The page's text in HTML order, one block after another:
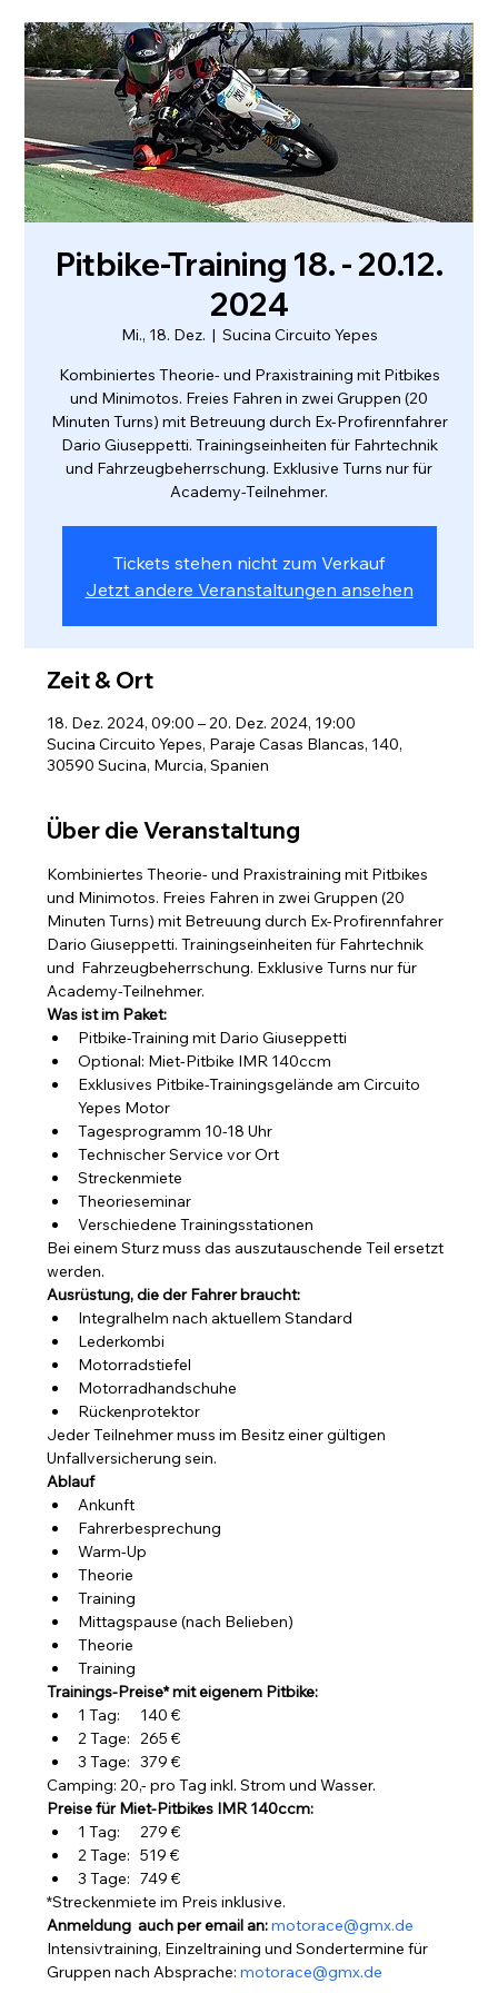
Pitbike-Training 18. - 20.12.
2024
Mi., 18. Dez.
  |
Sucina Circuito Yepes
Kombiniertes Theorie- und Praxistraining mit Pitbikes
und Minimotos. Freies Fahren in zwei Gruppen (20
Minuten Turns) mit Betreuung durch Ex-Profirennfahrer
Dario Giuseppetti. Trainingseinheiten für Fahrtechnik
und Fahrzeugbeherrschung. Exklusive Turns nur für
Academy-Teilnehmer.
Tickets stehen nicht zum Verkauf
Jetzt andere Veranstaltungen ansehen
Zeit & Ort
18. Dez. 2024, 09:00 – 20. Dez. 2024, 19:00
Sucina Circuito Yepes, Paraje Casas Blancas, 140,
30590 Sucina, Murcia, Spanien
Über die Veranstaltung
Kombiniertes Theorie- und Praxistraining mit Pitbikes
und Minimotos. Freies Fahren in zwei Gruppen (20
Minuten Turns) mit Betreuung durch Ex-Profirennfahrer
Dario Giuseppetti. Trainingseinheiten für Fahrtechnik
und  Fahrzeugbeherrschung. Exklusive Turns nur für
Academy-Teilnehmer.
Was ist im Paket:
Pitbike-Training mit Dario Giuseppetti
Optional: Miet-Pitbike IMR 140ccm
Exklusives Pitbike-Trainingsgelände am Circuito
Yepes Motor
Tagesprogramm 10-18 Uhr
Technischer Service vor Ort
Streckenmiete
Theorieseminar
Verschiedene Trainingsstationen
Bei einem Sturz muss das auszutauschende Teil ersetzt
werden.
Ausrüstung, die der Fahrer braucht:
Integralhelm nach aktuellem Standard
Lederkombi
Motorradstiefel
Motorradhandschuhe
Rückenprotektor
Jeder Teilnehmer muss im Besitz einer gültigen
Unfallversicherung sein.
Ablauf
Ankunft
Fahrerbesprechung
Warm-Up
Theorie
Training
Mittagspause (nach Belieben)
Theorie
Training
Trainings-Preise* mit eigenem Pitbike:
1 Tag:      140 €
2 Tage:   265 €
3 Tage:   379 €
Camping: 20,- pro Tag inkl. Strom und Wasser.
Preise für Miet-Pitbikes IMR 140ccm:
1 Tag:      279 €
2 Tage:   519 €
3 Tage:   749 €
*Streckenmiete im Preis inklusive.
Anmeldung  auch per email an: motorace@gmx.de
Intensivtraining, Einzeltraining und Sondertermine für
Gruppen nach Absprache: motorace@gmx.de